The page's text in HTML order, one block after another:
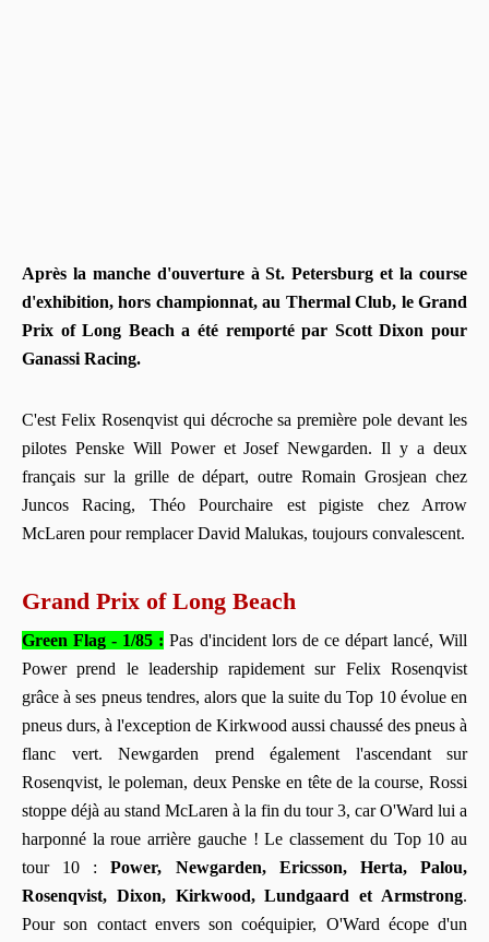
Après la manche d'ouverture à St. Petersburg et la course
d'exhibition, hors championnat, au Thermal Club, le Grand
Prix of Long Beach a été remporté par Scott Dixon pour
Ganassi Racing.
C'est Felix Rosenqvist qui décroche sa première pole devant les
pilotes Penske Will Power et Josef Newgarden. Il y a deux
français sur la grille de départ, outre Romain Grosjean chez
Juncos Racing, Théo Pourchaire est pigiste chez Arrow
McLaren pour remplacer David Malukas, toujours convalescent.
Grand Prix of Long Beach
Green Flag - 1/85 : Pas d'incident lors de ce départ lancé, Will
Power prend le leadership rapidement sur Felix Rosenqvist
grâce à ses pneus tendres, alors que la suite du Top 10 évolue en
pneus durs, à l'exception de Kirkwood aussi chaussé des pneus à
flanc vert. Newgarden prend également l'ascendant sur
Rosenqvist, le poleman, deux Penske en tête de la course, Rossi
stoppe déjà au stand McLaren à la fin du tour 3, car O'Ward lui a
harponné la roue arrière gauche ! Le classement du Top 10 au
tour 10 :Power, Newgarden, Ericsson, Herta, Palou,
Rosenqvist, Dixon, Kirkwood, Lundgaard et Armstrong.
Pour son contact envers son coéquipier, O'Ward écope d'un